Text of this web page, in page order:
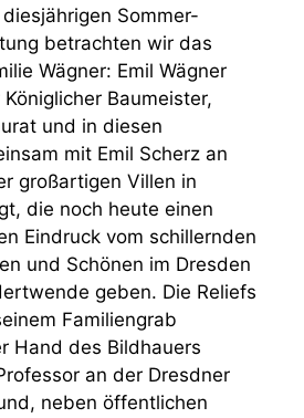
Sommer-
betrachten wir das
Wägner: Emil Wägner
Baumeister,
und in diesen
mit Emil Scherz an
großartigen Villen in
die noch heute einen
Eindruck vom schillernden
und Schönen im Dresden
geben. Die Reliefs
Familiengrab
Hand des Bildhauers
an der Dresdner
neben öffentlichen